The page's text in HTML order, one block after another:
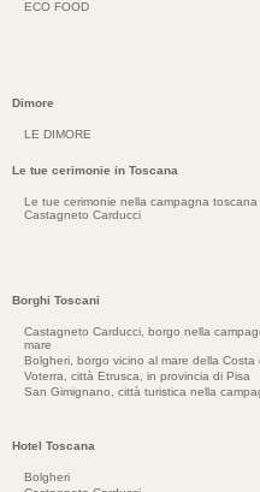
ECO FOOD
Dimore
LE DIMORE
Le tue cerimonie in Toscana
Le tue cerimonie nella campagna toscana
Castagneto Carducci
Borghi Toscani
Castagneto Carducci, borgo nella
mare
Bolgheri, borgo vicino al mare della Costa
Voterra, città Etrusca, in provincia di Pisa
San Gimignano, città turistica nella
Hotel Toscana
Bolgheri